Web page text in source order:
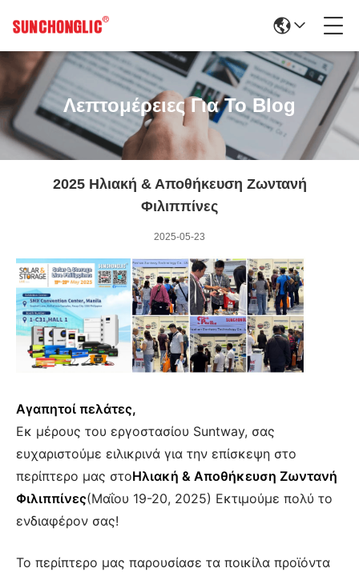
Λεπτομέρειες Για Το Blog
2025 Ηλιακή & Αποθήκευση Ζωντανή
Φιλιππίνες
2025-05-23
Αγαπητοί πελάτες,
Εκ μέρους του εργοστασίου Suntway, σας
ευχαριστούμε ειλικρινά για την επίσκεψη στο
περίπτερο μας στοΗλιακή & Αποθήκευση Ζωντανή
Φιλιππίνες(Μαΐου 19-20, 2025) Εκτιμούμε πολύ το
ενδιαφέρον σας!
Το περίπτερο μας παρουσίασε τα ποικίλα προϊόντα